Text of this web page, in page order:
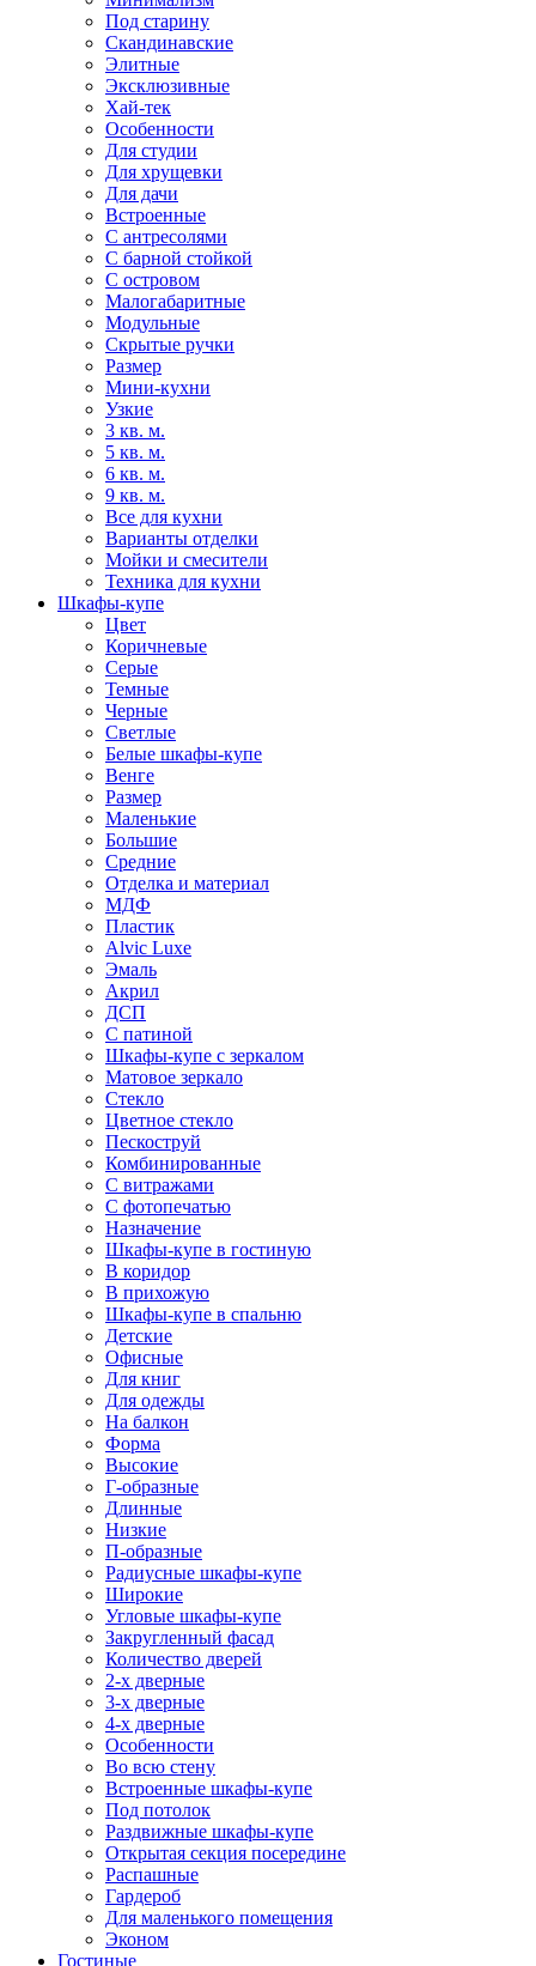
Под старину
Скандинавские
Элитные
Эксклюзивные
Хай-тек
Особенности
Для студии
Для хрущевки
Для дачи
Встроенные
С антресолями
С барной стойкой
С островом
Малогабаритные
Модульные
Скрытые ручки
Размер
Мини-кухни
Узкие
3 кв. м.
5 кв. м.
6 кв. м.
9 кв. м.
Все для кухни
Варианты отделки
Мойки и смесители
Техника для кухни
Шкафы-купе
Цвет
Коричневые
Серые
Темные
Черные
Светлые
Белые шкафы-купе
Венге
Размер
Маленькие
Большие
Средние
Отделка и материал
МДФ
Пластик
Alvic Luxe
Эмаль
Акрил
ДСП
С патиной
Шкафы-купе с зеркалом
Матовое зеркало
Стекло
Цветное стекло
Пескоструй
Комбинированные
С витражами
С фотопечатью
Назначение
Шкафы-купе в гостиную
В коридор
В прихожую
Шкафы-купе в спальню
Детские
Офисные
Для книг
Для одежды
На балкон
Форма
Высокие
Г-образные
Длинные
Низкие
П-образные
Радиусные шкафы-купе
Широкие
Угловые шкафы-купе
Закругленный фасад
Количество дверей
2-х дверные
3-х дверные
4-х дверные
Особенности
Во всю стену
Встроенные шкафы-купе
Под потолок
Раздвижные шкафы-купе
Открытая секция посередине
Распашные
Гардероб
Для маленького помещения
Эконом
Гостиные